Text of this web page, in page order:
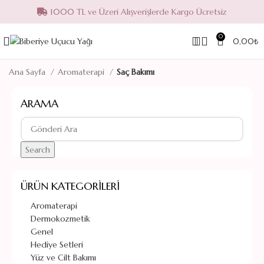
1000 TL ve Üzeri Alışverişlerde Kargo Ücretsiz
0 0,00₺
Ana Sayfa Aromaterapi Saç Bakımı
ARAMA
Search
ÜRÜN KATEGORILERI
Aromaterapi
Dermokozmetik
Genel
Hediye Setleri
Yüz ve Cilt Bakımı